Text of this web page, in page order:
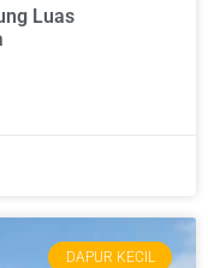
Luas
DAPUR KECIL